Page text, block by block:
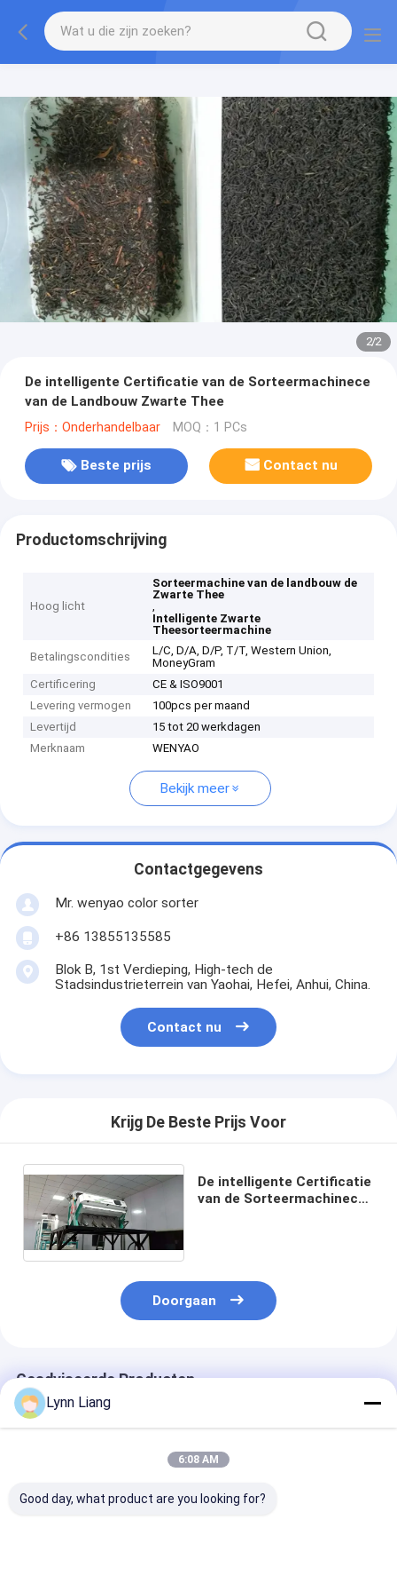
2/2
De intelligente Certificatie van de Sorteermachinece
van de Landbouw Zwarte Thee
Prijs：Onderhandelbaar MOQ：1 PCs
Beste prijs Contact nu
Productomschrijving
Hoog licht
Sorteermachine van de landbouw de
Zwarte Thee
,
Intelligente Zwarte
Theesorteermachine
Betalingscondities
L/C, D/A, D/P, T/T, Western Union,
MoneyGram
Certificering
CE & ISO9001
Levering vermogen
100pcs per maand
Levertijd
15 tot 20 werkdagen
Merknaam
WENYAO
Bekijk meer
Contactgegevens
Mr. wenyao color sorter
+86 13855135585
Blok B, 1st Verdieping, High-tech de
Stadsindustrieterrein van Yaohai, Hefei, Anhui, China.
Contact nu
Krijg De Beste Prijs Voor
De intelligente Certificatie
van de Sorteermachinece
Doorgaan
Geadviseerde Producten
Lynn Liang
6:08 AM
Good day, what product are you looking for?